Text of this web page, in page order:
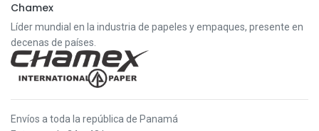
Chamex
Líder mundial en la industria de papeles y empaques, presente en
decenas de países.
Envíos a toda la república de Panamá